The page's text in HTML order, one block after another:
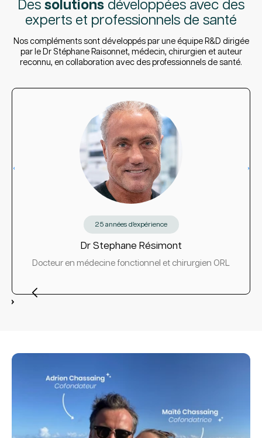
‹ ›
Des solutionsdéveloppées avec des
experts et professionnels de santé
Nos compléments sont développés par une équipe R&D dirigée
par le Dr Stéphane Raisonnet, médecin, chirurgien et auteur
reconnu, en collaboration avec des professionnels de santé.
25 années d’expérience
Dr Stephane Résimont
Docteur en médecine fonctionnel et chirurgien ORL